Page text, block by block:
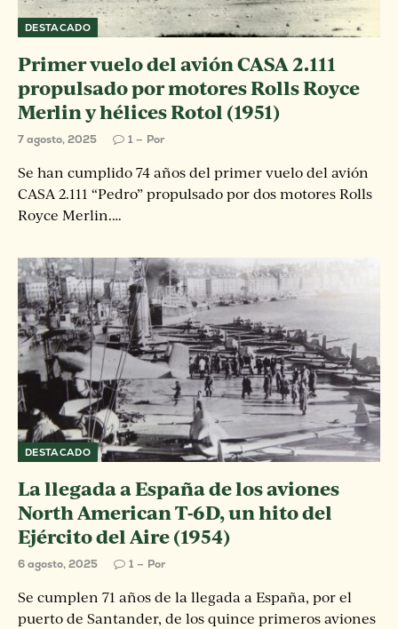
DESTACADO
Primer vuelo del avión CASA 2.111
propulsado por motores Rolls Royce
Merlin y hélices Rotol (1951)
7 agosto, 2025 1 Por
Se han cumplido 74 años del primer vuelo del avión
CASA 2.111 “Pedro” propulsado por dos motores Rolls
Royce Merlin.…
DESTACADO
La llegada a España de los aviones
North American T-6D, un hito del
Ejército del Aire (1954)
6 agosto, 2025 1 Por
Se cumplen 71 años de la llegada a España, por el
puerto de Santander, de los quince primeros aviones